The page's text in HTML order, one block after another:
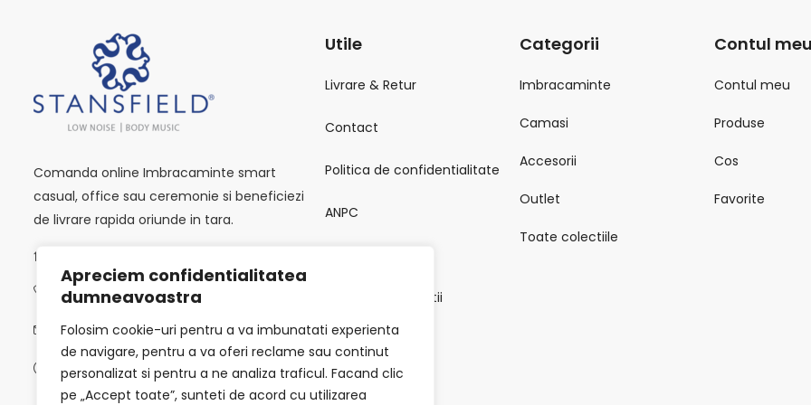
Apreciem confidentialitatea
dumneavoastra
Folosim cookie-uri pentru a va imbunatati experienta
de navigare, pentru a va oferi reclame sau continut
personalizat si pentru a ne analiza traficul. Facand clic
pe „Accept toate”, sunteti de acord cu utilizarea
Comanda online Imbracaminte smart
casual, office sau ceremonie si beneficiezi
de livrare rapida oriunde in tara.
0723502619
info@stansfield-fashion.com
Luni -Vineri / 9:00 AM - 6:00 PM
Utile
Livrare & Retur
Contact
Politica de confidentialitate
ANPC
Termeni si Conditii
Categorii
Imbracaminte
Camasi
Accesorii
Outlet
Toate colectiile
Contul
Contul meu
Produse
Cos
Favorite